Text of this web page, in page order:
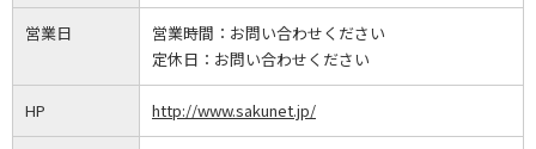
営業日 営業時間： お問い合わせください
定休日： お問い合わせください
HP http://www.sakunet.jp/